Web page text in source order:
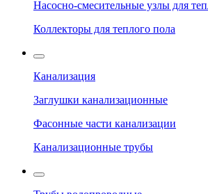
Насосно-смесительные узлы для
Коллекторы для теплого пола
Канализация
Заглушки канализационные
Фасонные части канализации
Канализационные трубы